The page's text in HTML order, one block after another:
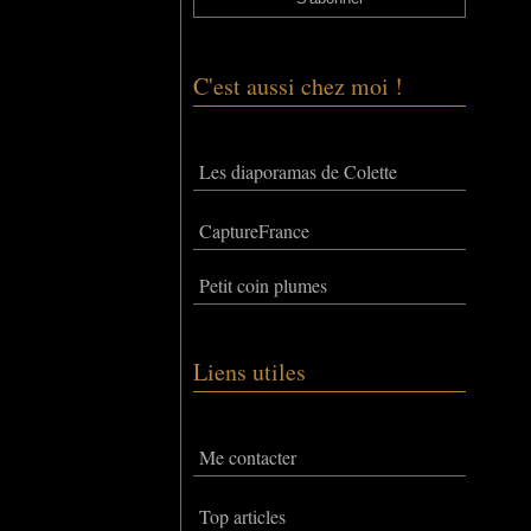
C'est aussi chez moi !
Les diaporamas de Colette
CaptureFrance
Petit coin plumes
Liens utiles
Me contacter
Top articles